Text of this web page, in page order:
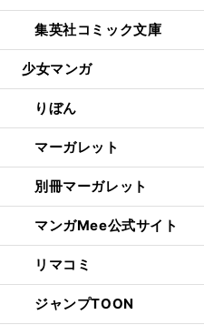
集英社コミック文庫
少女マンガ
りぼん
マーガレット
別冊マーガレット
マンガMee公式サイト
リマコミ
ジャンプTOON